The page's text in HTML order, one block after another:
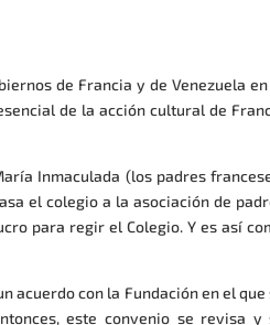
de Francia y de Venezuela
de la acción cultural de
Inmaculada (los padres
el colegio a la asociación de
para regir el Colegio. Y es así
acuerdo con la Fundación en el que
este convenio se revisa y